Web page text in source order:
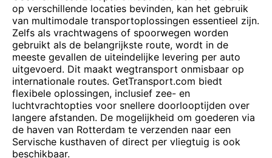
op verschillende locaties bevinden, kan het gebruik
van multimodale transportoplossingen essentieel zijn.
Zelfs als vrachtwagens of spoorwegen worden
gebruikt als de belangrijkste route, wordt in de
meeste gevallen de uiteindelijke levering per auto
uitgevoerd. Dit maakt wegtransport onmisbaar op
internationale routes. GetTransport.com biedt
flexibele oplossingen, inclusief zee- en
luchtvrachtopties voor snellere doorlooptijden over
langere afstanden. De mogelijkheid om goederen via
de haven van Rotterdam te verzenden naar een
Servische kusthaven of direct per vliegtuig is ook
beschikbaar.